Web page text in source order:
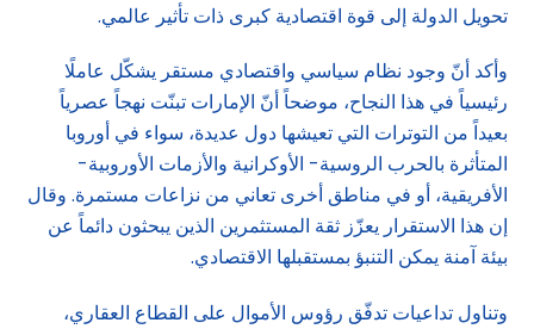
تحويل الدولة إلى قوة اقتصادية كبرى ذات تأثير عالمي.
وأكد أنّ وجود نظام سياسي واقتصادي مستقر يشكّل عاملًا
رئيسياً في هذا النجاح، موضحاً أنّ الإمارات تبنّت نهجاً عصرياً
بعيداً من التوترات التي تعيشها دول عديدة، سواء في أوروبا
المتأثرة بالحرب الروسية- الأوكرانية والأزمات الأوروبية-
الأفريقية، أو في مناطق أخرى تعاني من نزاعات مستمرة. وقال
إن هذا الاستقرار يعزّز ثقة المستثمرين الذين يبحثون دائماً عن
بيئة آمنة يمكن التنبؤ بمستقبلها الاقتصادي.
وتناول تداعيات تدفّق رؤوس الأموال على القطاع العقاري،